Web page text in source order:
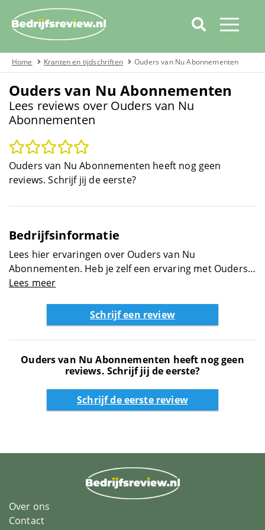
Home
Categorieën
Automotive
Boeken
Cadeau
Covid19
Datingsites
Diensten
Energie
Entertainment
Finance
Over bedrijfsreview
Home Kranten en tijdschriften Ouders van Nu Abonnementen
Ouders van Nu Abonnementen
Lees reviews over Ouders van Nu
Abonnementen
Ouders van Nu Abonnementen heeft nog geen
reviews. Schrijf jij de eerste?
Bedrijfsinformatie
Lees hier ervaringen over Ouders van Nu
Abonnementen. Heb je zelf een ervaring met Ouders
van Nu Abonnementen? Schijf dan zelf een review en
Lees meer
Schrijf een review
Ouders van Nu Abonnementen heeft nog geen
reviews. Schrijf jij de eerste?
Schrijf de eerste review
Over ons
Contact